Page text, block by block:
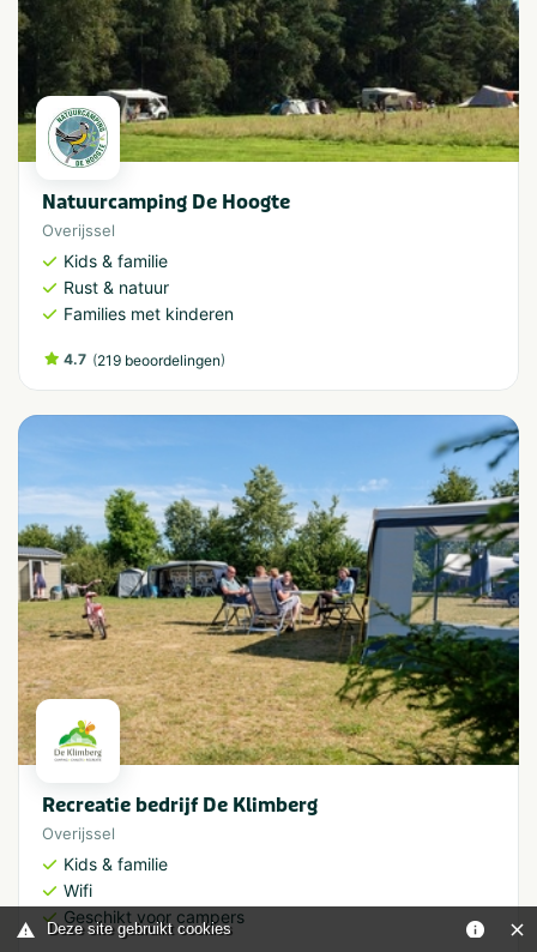
Deze site gebruikt cookies
Natuurcamping De Hoogte
Overijssel
Kids & familie
Rust & natuur
Families met kinderen
4.7 (219 beoordelingen)
Recreatie bedrijf De Klimberg
Overijssel
Kids & familie
Wifi
Geschikt voor campers